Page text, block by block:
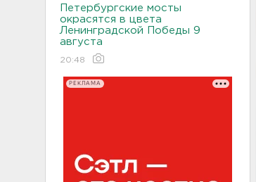
Петербургские мосты
окрасятся в цвета
Ленинградской Победы 9
августа
20:48
РЕКЛАМА